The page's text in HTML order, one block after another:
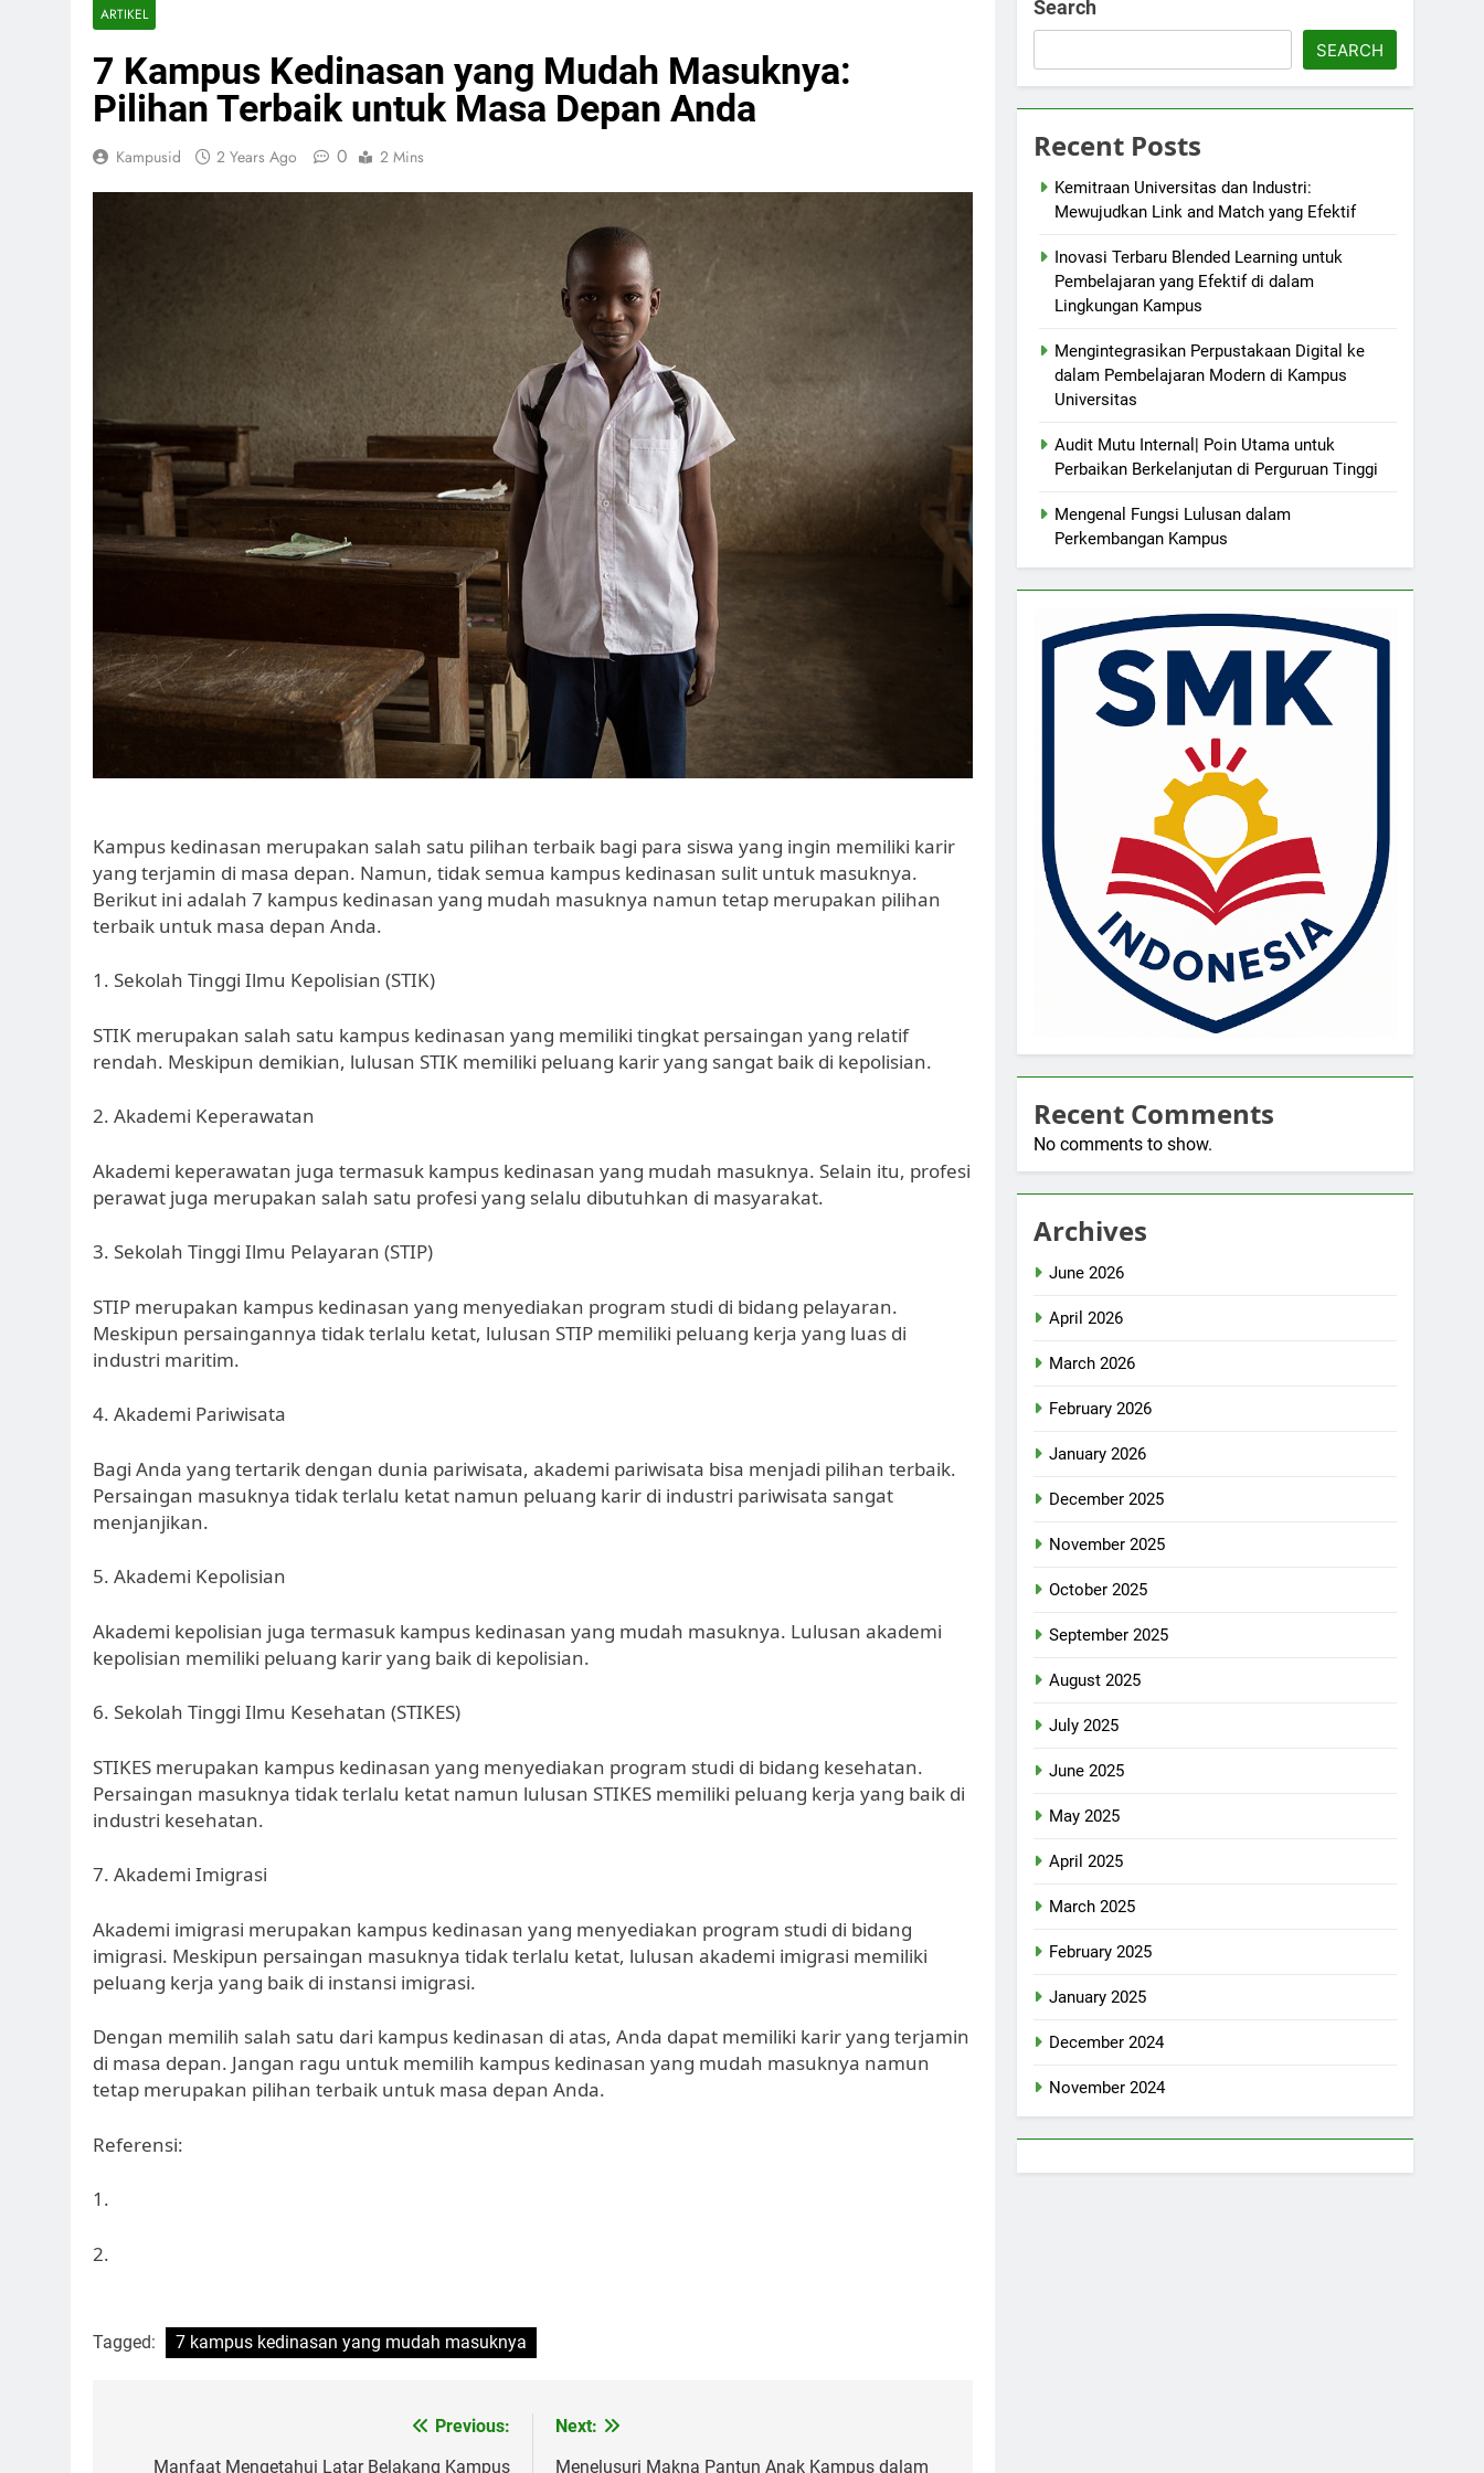
ARTIKEL
7 Kampus Kedinasan yang Mudah Masuknya:
Pilihan Terbaik untuk Masa Depan Anda
Kampusid 2 Years Ago 0 2 Mins
Kampus kedinasan merupakan salah satu pilihan terbaik bagi para siswa yang ingin memiliki karir
yang terjamin di masa depan. Namun, tidak semua kampus kedinasan sulit untuk masuknya.
Berikut ini adalah 7 kampus kedinasan yang mudah masuknya namun tetap merupakan pilihan
terbaik untuk masa depan Anda.
1. Sekolah Tinggi Ilmu Kepolisian (STIK)
STIK merupakan salah satu kampus kedinasan yang memiliki tingkat persaingan yang relatif
rendah. Meskipun demikian, lulusan STIK memiliki peluang karir yang sangat baik di kepolisian.
2. Akademi Keperawatan
Akademi keperawatan juga termasuk kampus kedinasan yang mudah masuknya. Selain itu, profesi
perawat juga merupakan salah satu profesi yang selalu dibutuhkan di masyarakat.
3. Sekolah Tinggi Ilmu Pelayaran (STIP)
STIP merupakan kampus kedinasan yang menyediakan program studi di bidang pelayaran.
Meskipun persaingannya tidak terlalu ketat, lulusan STIP memiliki peluang kerja yang luas di
industri maritim.
4. Akademi Pariwisata
Bagi Anda yang tertarik dengan dunia pariwisata, akademi pariwisata bisa menjadi pilihan terbaik.
Persaingan masuknya tidak terlalu ketat namun peluang karir di industri pariwisata sangat
menjanjikan.
5. Akademi Kepolisian
Akademi kepolisian juga termasuk kampus kedinasan yang mudah masuknya. Lulusan akademi
kepolisian memiliki peluang karir yang baik di kepolisian.
6. Sekolah Tinggi Ilmu Kesehatan (STIKES)
STIKES merupakan kampus kedinasan yang menyediakan program studi di bidang kesehatan.
Persaingan masuknya tidak terlalu ketat namun lulusan STIKES memiliki peluang kerja yang baik di
industri kesehatan.
7. Akademi Imigrasi
Akademi imigrasi merupakan kampus kedinasan yang menyediakan program studi di bidang
imigrasi. Meskipun persaingan masuknya tidak terlalu ketat, lulusan akademi imigrasi memiliki
peluang kerja yang baik di instansi imigrasi.
Dengan memilih salah satu dari kampus kedinasan di atas, Anda dapat memiliki karir yang terjamin
di masa depan. Jangan ragu untuk memilih kampus kedinasan yang mudah masuknya namun
tetap merupakan pilihan terbaik untuk masa depan Anda.
Referensi:
1.
2.
Tagged: 7 kampus kedinasan yang mudah masuknya
Previous:
Manfaat Mengetahui Latar Belakang Kampus
Next:
Menelusuri Makna Pantun Anak Kampus dalam
Search
SEARCH
Recent Posts
Kemitraan Universitas dan Industri:
Mewujudkan Link and Match yang Efektif
Inovasi Terbaru Blended Learning untuk
Pembelajaran yang Efektif di dalam
Lingkungan Kampus
Mengintegrasikan Perpustakaan Digital ke
dalam Pembelajaran Modern di Kampus
Universitas
Audit Mutu Internal| Poin Utama untuk
Perbaikan Berkelanjutan di Perguruan Tinggi
Mengenal Fungsi Lulusan dalam
Perkembangan Kampus
Recent Comments
No comments to show.
Archives
June 2026
April 2026
March 2026
February 2026
January 2026
December 2025
November 2025
October 2025
September 2025
August 2025
July 2025
June 2025
May 2025
April 2025
March 2025
February 2025
January 2025
December 2024
November 2024